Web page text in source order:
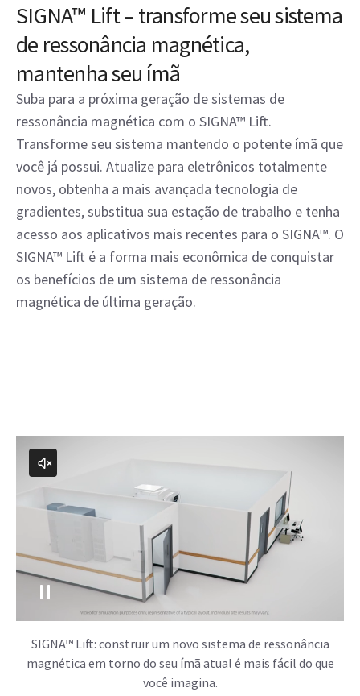
SIGNA™ Lift – transforme seu sistema
de ressonância magnética,
mantenha seu ímã
Suba para a próxima geração de sistemas de
ressonância magnética com o SIGNA™ Lift.
Transforme seu sistema mantendo o potente ímã que
você já possui. Atualize para eletrônicos totalmente
novos, obtenha a mais avançada tecnologia de
gradientes, substitua sua estação de trabalho e tenha
acesso aos aplicativos mais recentes para o SIGNA™. O
SIGNA™ Lift é a forma mais econômica de conquistar
os benefícios de um sistema de ressonância
magnética de última geração.
SIGNA™ Lift: construir um novo sistema de ressonância
magnética em torno do seu ímã atual é mais fácil do que
você imagina.